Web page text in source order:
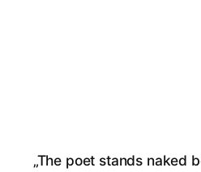
„The poet stands naked